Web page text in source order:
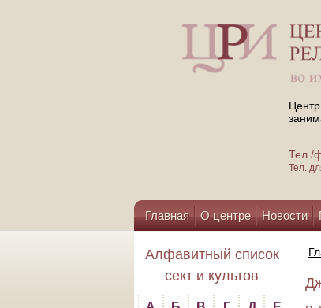
Тел./
Тел.
Главная О центре Новости
Помощь центру
Алфавитный список
сект и культов